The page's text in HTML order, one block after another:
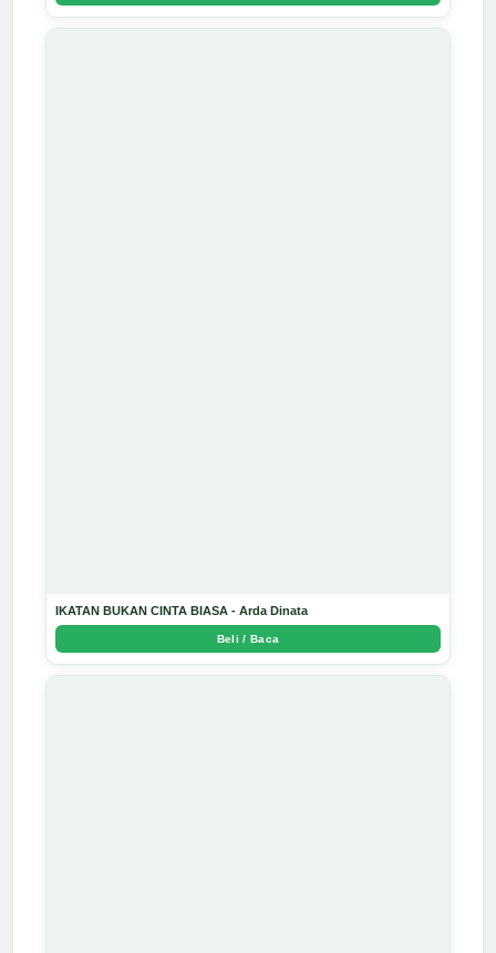
IKATAN BUKAN CINTA BIASA - Arda Dinata
Beli / Baca